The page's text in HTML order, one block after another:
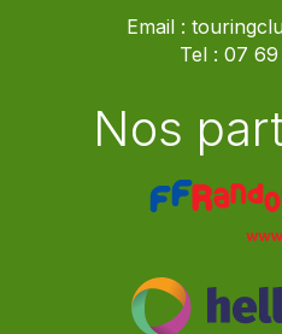
Email :
Tel : 07 69
Nos